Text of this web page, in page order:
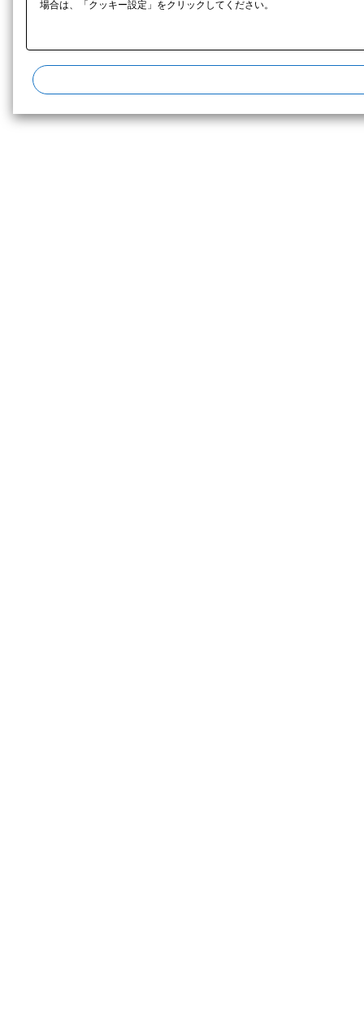
場合は、「クッキー設定」をクリックしてください。​